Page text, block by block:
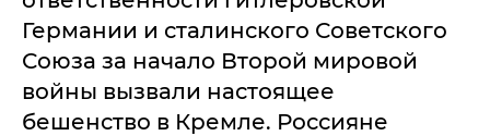
Германии и сталинского Советского
Союза за начало Второй мировой
войны вызвали настоящее
бешенство в Кремле. Россияне